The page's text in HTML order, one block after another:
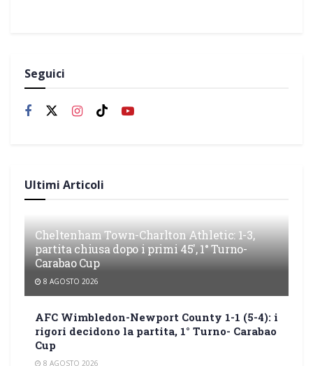
Seguici
Ultimi Articoli
Cheltenham Town-Charlton Athletic: 1-3,
partita chiusa dopo i primi 45′, 1° Turno-
Carabao Cup
8 AGOSTO 2026
AFC Wimbledon-Newport County 1-1 (5-4): i
rigori decidono la partita, 1° Turno- Carabao
Cup
8 AGOSTO 2026